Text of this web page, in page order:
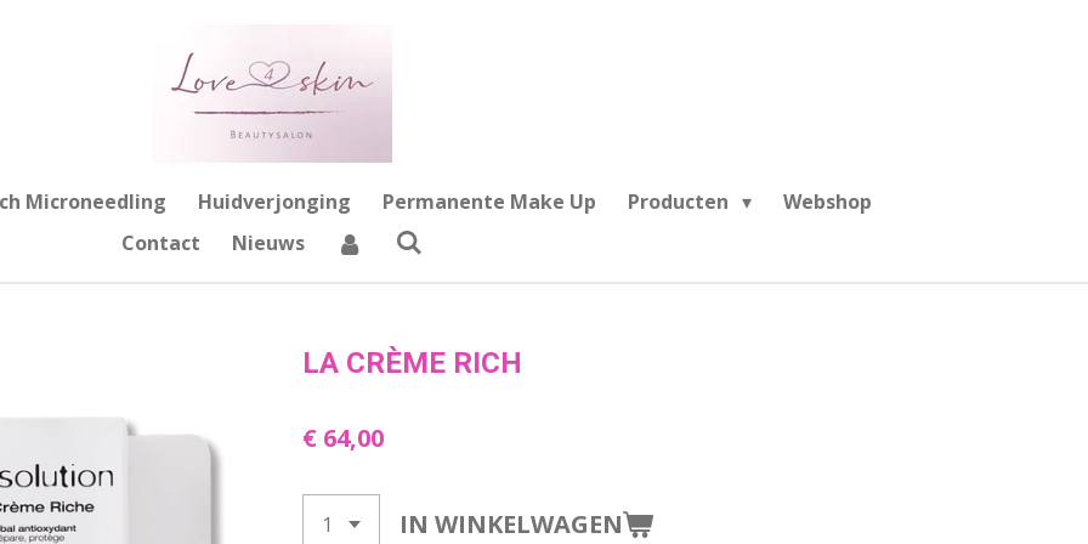
Microneedling Huidverjonging Permanente Make Up Producten
Webshop
Contact
Nieuws
LA CRÈME RICH
€ 64,00
IN WINKELWAGEN